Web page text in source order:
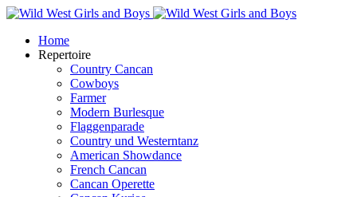
Home
Repertoire
Country Cancan
Cowboys
Farmer
Modern Burlesque
Flaggenparade
Country und Westerntanz
American Showdance
French Cancan
Cancan Operette